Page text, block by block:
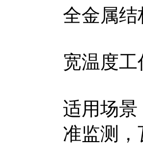
全金属
宽温度
适用场
准监测